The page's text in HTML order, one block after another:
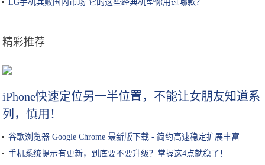
LG手机兵败国内市场 它的这些经典机型你用过哪款？
精彩推荐
iPhone快速定位另一半位置，不能让女朋友知道系
列，慎用！
谷歌浏览器 Google Chrome 最新版下载 - 简约高速稳定扩展丰富
手机系统提示有更新，到底要不要升级？掌握这4点就稳了！